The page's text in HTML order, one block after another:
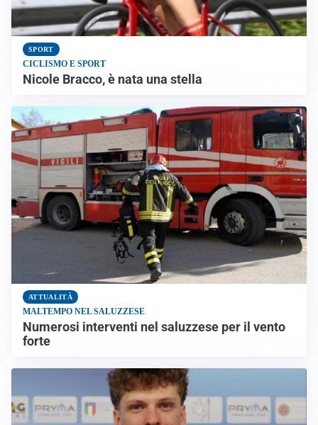
SPORT
CICLISMO E SPORT
Nicole Bracco, è nata una stella
ATTUALITÀ
MALTEMPO NEL SALUZZESE
Numerosi interventi nel saluzzese per il vento
forte